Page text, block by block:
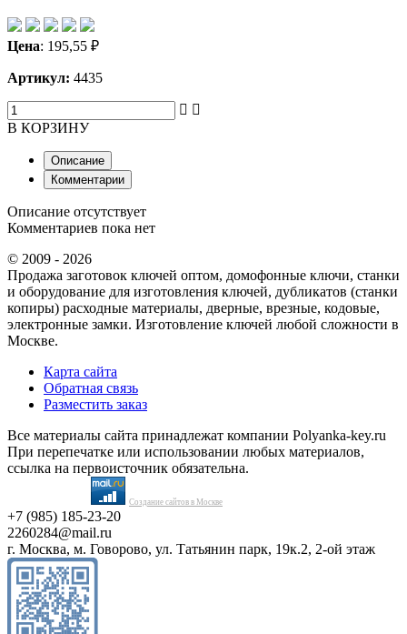
Цена: 195,55 ₽
Артикул: 4435
В КОРЗИНУ
Описание
Комментарии
Описание отсутствует
Комментариев пока нет
© 2009 - 2026
Продажа заготовок ключей оптом, домофонные ключи, станки
и оборудование для изготовления ключей, дубликатов (станки
копиры) расходные материалы, дверные, врезные, кодовые,
электронные замки. Изготовление ключей любой сложности в
Москве.
Карта сайта
Обратная связь
Разместить заказ
Все материалы сайта принадлежат компании Polyanka-key.ru
При перепечатке или использовании любых материалов,
ссылка на первоисточник обязательна.
Создание сайтов в Москве
+7 (985) 185-23-20
2260284@mail.ru
г. Москва, м. Говорово, ул. Татьянин парк, 19к.2, 2-ой этаж